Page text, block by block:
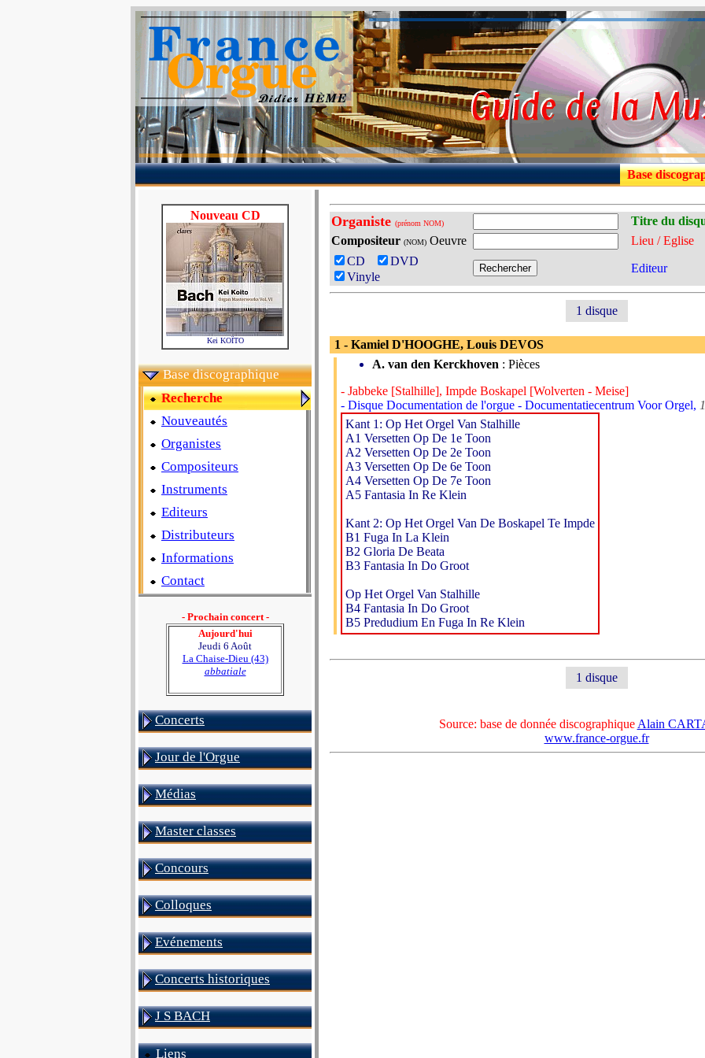
Base
Nouveau CD
Kei KOÏTO
Base discographique
Recherche
Nouveautés
Organistes
Compositeurs
Instruments
Editeurs
Distributeurs
Informations
Contact
- Prochain concert -
Aujourd'hui
Jeudi 6 Août
La Chaise-Dieu (43)
abbatiale
Concerts
Jour de l'Orgue
Médias
Master classes
Concours
Colloques
Evénements
Concerts historiques
J S BACH
Liens
Organiste (prénom NOM)
Titre du
Compositeur (NOM) Oeuvre
Lieu / Eglise
CD
DVD
Vinyle
Editeur
1 disque
1 - Kamiel D'HOOGHE, Louis DEVOS
A. van den Kerckhoven : Pièces
- Jabbeke [Stalhille], Impde Boskapel [Wolverten - Meise]
- Disque Documentation de l'orgue - Documentatiecentrum Voor Orgel,
Kant 1: Op Het Orgel Van Stalhille
A1 Versetten Op De 1e Toon
A2 Versetten Op De 2e Toon
A3 Versetten Op De 6e Toon
A4 Versetten Op De 7e Toon
A5 Fantasia In Re Klein
Kant 2: Op Het Orgel Van De Boskapel Te Impde
B1 Fuga In La Klein
B2 Gloria De Beata
B3 Fantasia In Do Groot
Op Het Orgel Van Stalhille
B4 Fantasia In Do Groot
B5 Predudium En Fuga In Re Klein
1 disque
Source: base de donnée discographique Alain
www.france-orgue.fr